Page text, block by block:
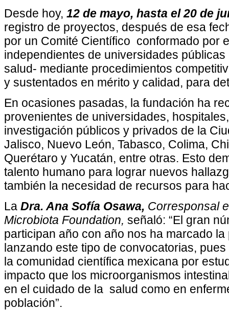
Desde hoy, 12 de mayo, hasta el 20 de
registro de proyectos, después de esa
por un Comité Científico conformado por
independientes de universidades
salud- mediante procedimientos
y sustentados en mérito y calidad, para
En ocasiones pasadas, la fundación ha
provenientes de universidades,
investigación públicos y privados de la
Jalisco, Nuevo León, Tabasco, Colima,
Querétaro y Yucatán, entre otras. Esto
talento humano para lograr nuevos
también la necesidad de recursos para
La Dra. Ana Sofía Osawa, Corresponsal
Microbiota Foundation, señaló: “El gran
participan año con año nos ha marcado
lanzando este tipo de convocatorias,
la comunidad científica mexicana por
impacto que los microorganismos
en el cuidado de la salud como en
población”.